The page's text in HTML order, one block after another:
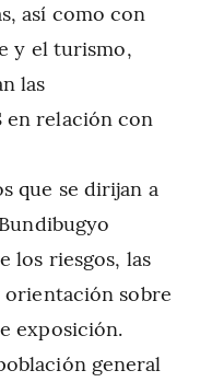
así como con
y el turismo,
las
en relación con
que se dirijan a
los riesgos, las
orientación sobre
exposición.
general